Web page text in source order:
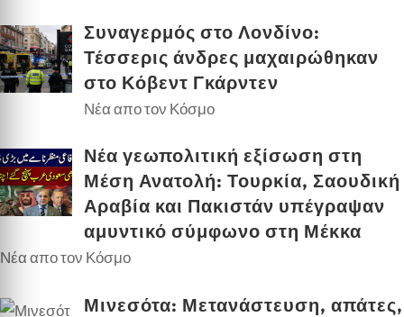
Συναγερμός στο Λονδίνο:
Τέσσερις άνδρες μαχαιρώθηκαν
στο Κόβεντ Γκάρντεν
Νέα απο τον Κόσμο
Νέα γεωπολιτική εξίσωση στη
Μέση Ανατολή: Τουρκία, Σαουδική
Αραβία και Πακιστάν υπέγραψαν
αμυντικό σύμφωνο στη Μέκκα
Νέα απο τον Κόσμο
Μινεσότα: Μετανάστευση, απάτες,